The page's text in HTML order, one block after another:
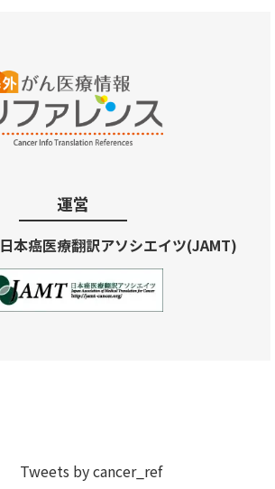
運営
本癌医療翻訳アソシエイツ(JAMT)
Tweets by cancer_ref